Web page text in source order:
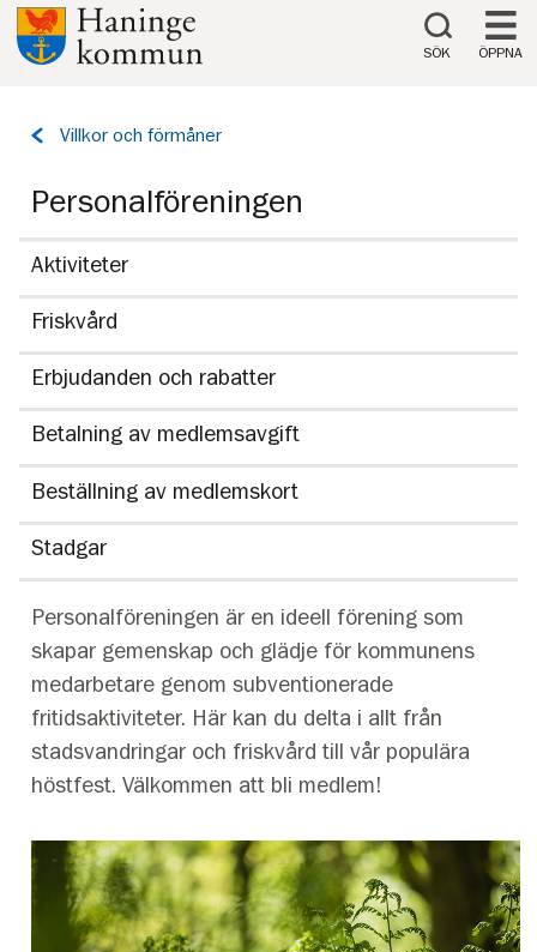
Till innehåll på sidan
SÖK ÖPPNA
Tillbaka
Villkor och förmåner
Personalföreningen
Aktiviteter
Friskvård
Erbjudanden och rabatter
Betalning av medlemsavgift
Beställning av medlemskort
Stadgar
Personalföreningen är en ideell förening som
skapar gemenskap och glädje för kommunens
medarbetare genom subventionerade
fritidsaktiviteter. Här kan du delta i allt från
stadsvandringar och friskvård till vår populära
höstfest. Välkommen att bli medlem!